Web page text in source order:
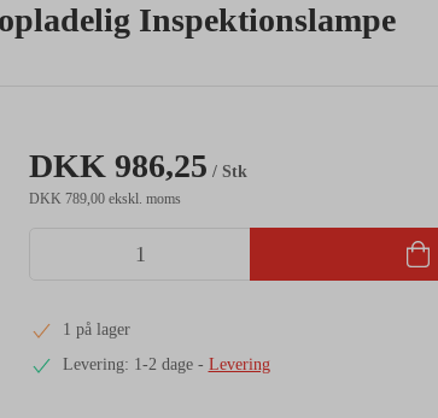
Inspektionslampe
DKK 986,25 / Stk
DKK 789,00 ekskl. moms
1 på lager
Levering: 1-2 dage- Levering